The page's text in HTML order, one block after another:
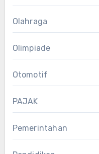
Olahraga
Olimpiade
Otomotif
PAJAK
Pemerintahan